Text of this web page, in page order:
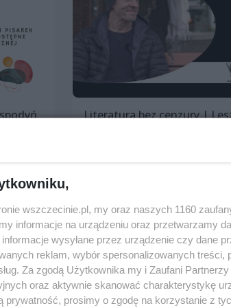
Literatura bez cenzury |
Darmowe
wszczecinie.pl, my oraz naszych 1160
informacje na urządzeniu oraz przetwarzamy
wysyłane przez urządzenie czy dane
reklam, wybór spersonalizowanych treści,
Za zgodą Użytkownika my i Zaufani
oraz aktywnie skanować charakterystykę
prywatność, prosimy o zgodę na korzystanie z